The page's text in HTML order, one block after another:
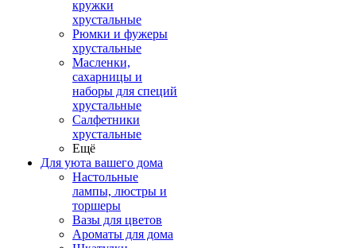
кружки
хрустальные
Рюмки и фужеры
хрустальные
Масленки,
сахарницы и
наборы для специй
хрустальные
Салфетники
хрустальные
Ещё
Для уюта вашего дома
Настольные
лампы, люстры и
торшеры
Вазы для цветов
Ароматы для дома